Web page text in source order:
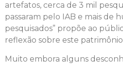
artefatos, cerca de 3 mil
passaram pelo IAB e mais de
pesquisados” propõe ao
reflexão sobre este
Muito embora alguns